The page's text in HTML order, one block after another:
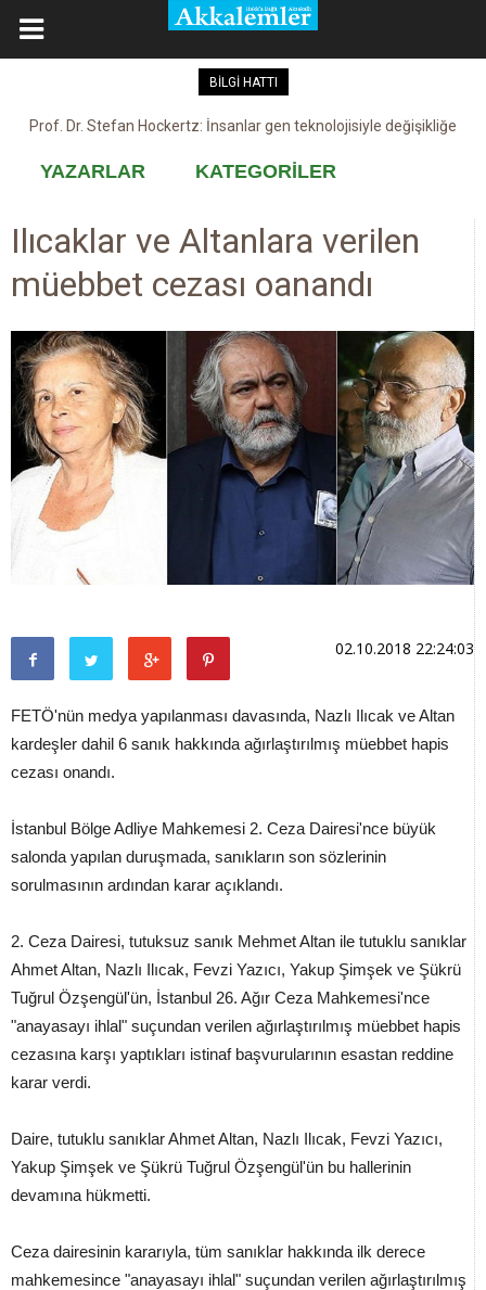
BİLGİ HATTI
Prof. Dr. Stefan Hockertz: İnsanlar gen teknolojisiyle değişikliğe
Kovid-19 aşısı, devşirme ve kobay!
YAZARLAR KATEGORİLER
Ilıcaklar ve Altanlara verilen
müebbet cezası oanandı
02.10.2018 22:24:03
FETÖ'nün medya yapılanması davasında, Nazlı Ilıcak ve Altan
kardeşler dahil 6 sanık hakkında ağırlaştırılmış müebbet hapis
cezası onandı.
İstanbul Bölge Adliye Mahkemesi 2. Ceza Dairesi'nce büyük
salonda yapılan duruşmada, sanıkların son sözlerinin
sorulmasının ardından karar açıklandı.
2. Ceza Dairesi, tutuksuz sanık Mehmet Altan ile tutuklu sanıklar
Ahmet Altan, Nazlı Ilıcak, Fevzi Yazıcı, Yakup Şimşek ve Şükrü
Tuğrul Özşengül'ün, İstanbul 26. Ağır Ceza Mahkemesi'nce
"anayasayı ihlal" suçundan verilen ağırlaştırılmış müebbet hapis
cezasına karşı yaptıkları istinaf başvurularının esastan reddine
karar verdi.
Daire, tutuklu sanıklar Ahmet Altan, Nazlı Ilıcak, Fevzi Yazıcı,
Yakup Şimşek ve Şükrü Tuğrul Özşengül'ün bu hallerinin
devamına hükmetti.
Ceza dairesinin kararıyla, tüm sanıklar hakkında ilk derece
mahkemesince "anayasayı ihlal" suçundan verilen ağırlaştırılmış